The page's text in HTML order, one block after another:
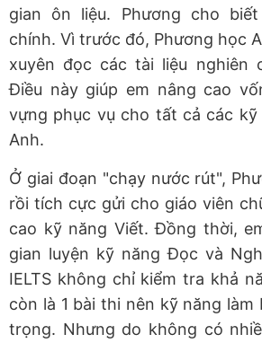
gian ôn liệu. Phương cho
chính. Vì trước đó, Phương học
xuyên đọc các tài liệu nghiên
Điều này giúp em nâng cao
vựng phục vụ cho tất cả các
Anh.
Ở giai đoạn "chạy nước rút",
rồi tích cực gửi cho giáo viên
cao kỹ năng Viết. Đồng thời,
gian luyện kỹ năng Đọc và
IELTS không chỉ kiểm tra khả
còn là 1 bài thi nên kỹ năng làm
trọng. Nhưng do không có